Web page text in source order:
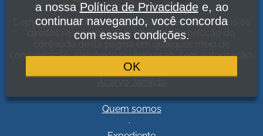
Copyright Jamildo Melo Comunicações Ltda. Todos os
direitos reservados. É proibida a reprodução do
conteúdo desta página em qualquer meio de
comunicação, eletrônico ou impresso, sem autorização.
Política de Privacidade
Quem somos
.
a nossa Política de Privacidadee, ao
continuar navegando, você concorda
com essas condições.
OK